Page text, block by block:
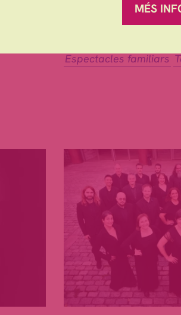
Espectacles familiars
MÉS